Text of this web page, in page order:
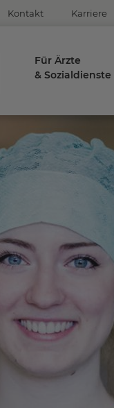
Kontakt Karriere
Plus- (+) Minus-
0
Für Ärzte
& Sozialdienste